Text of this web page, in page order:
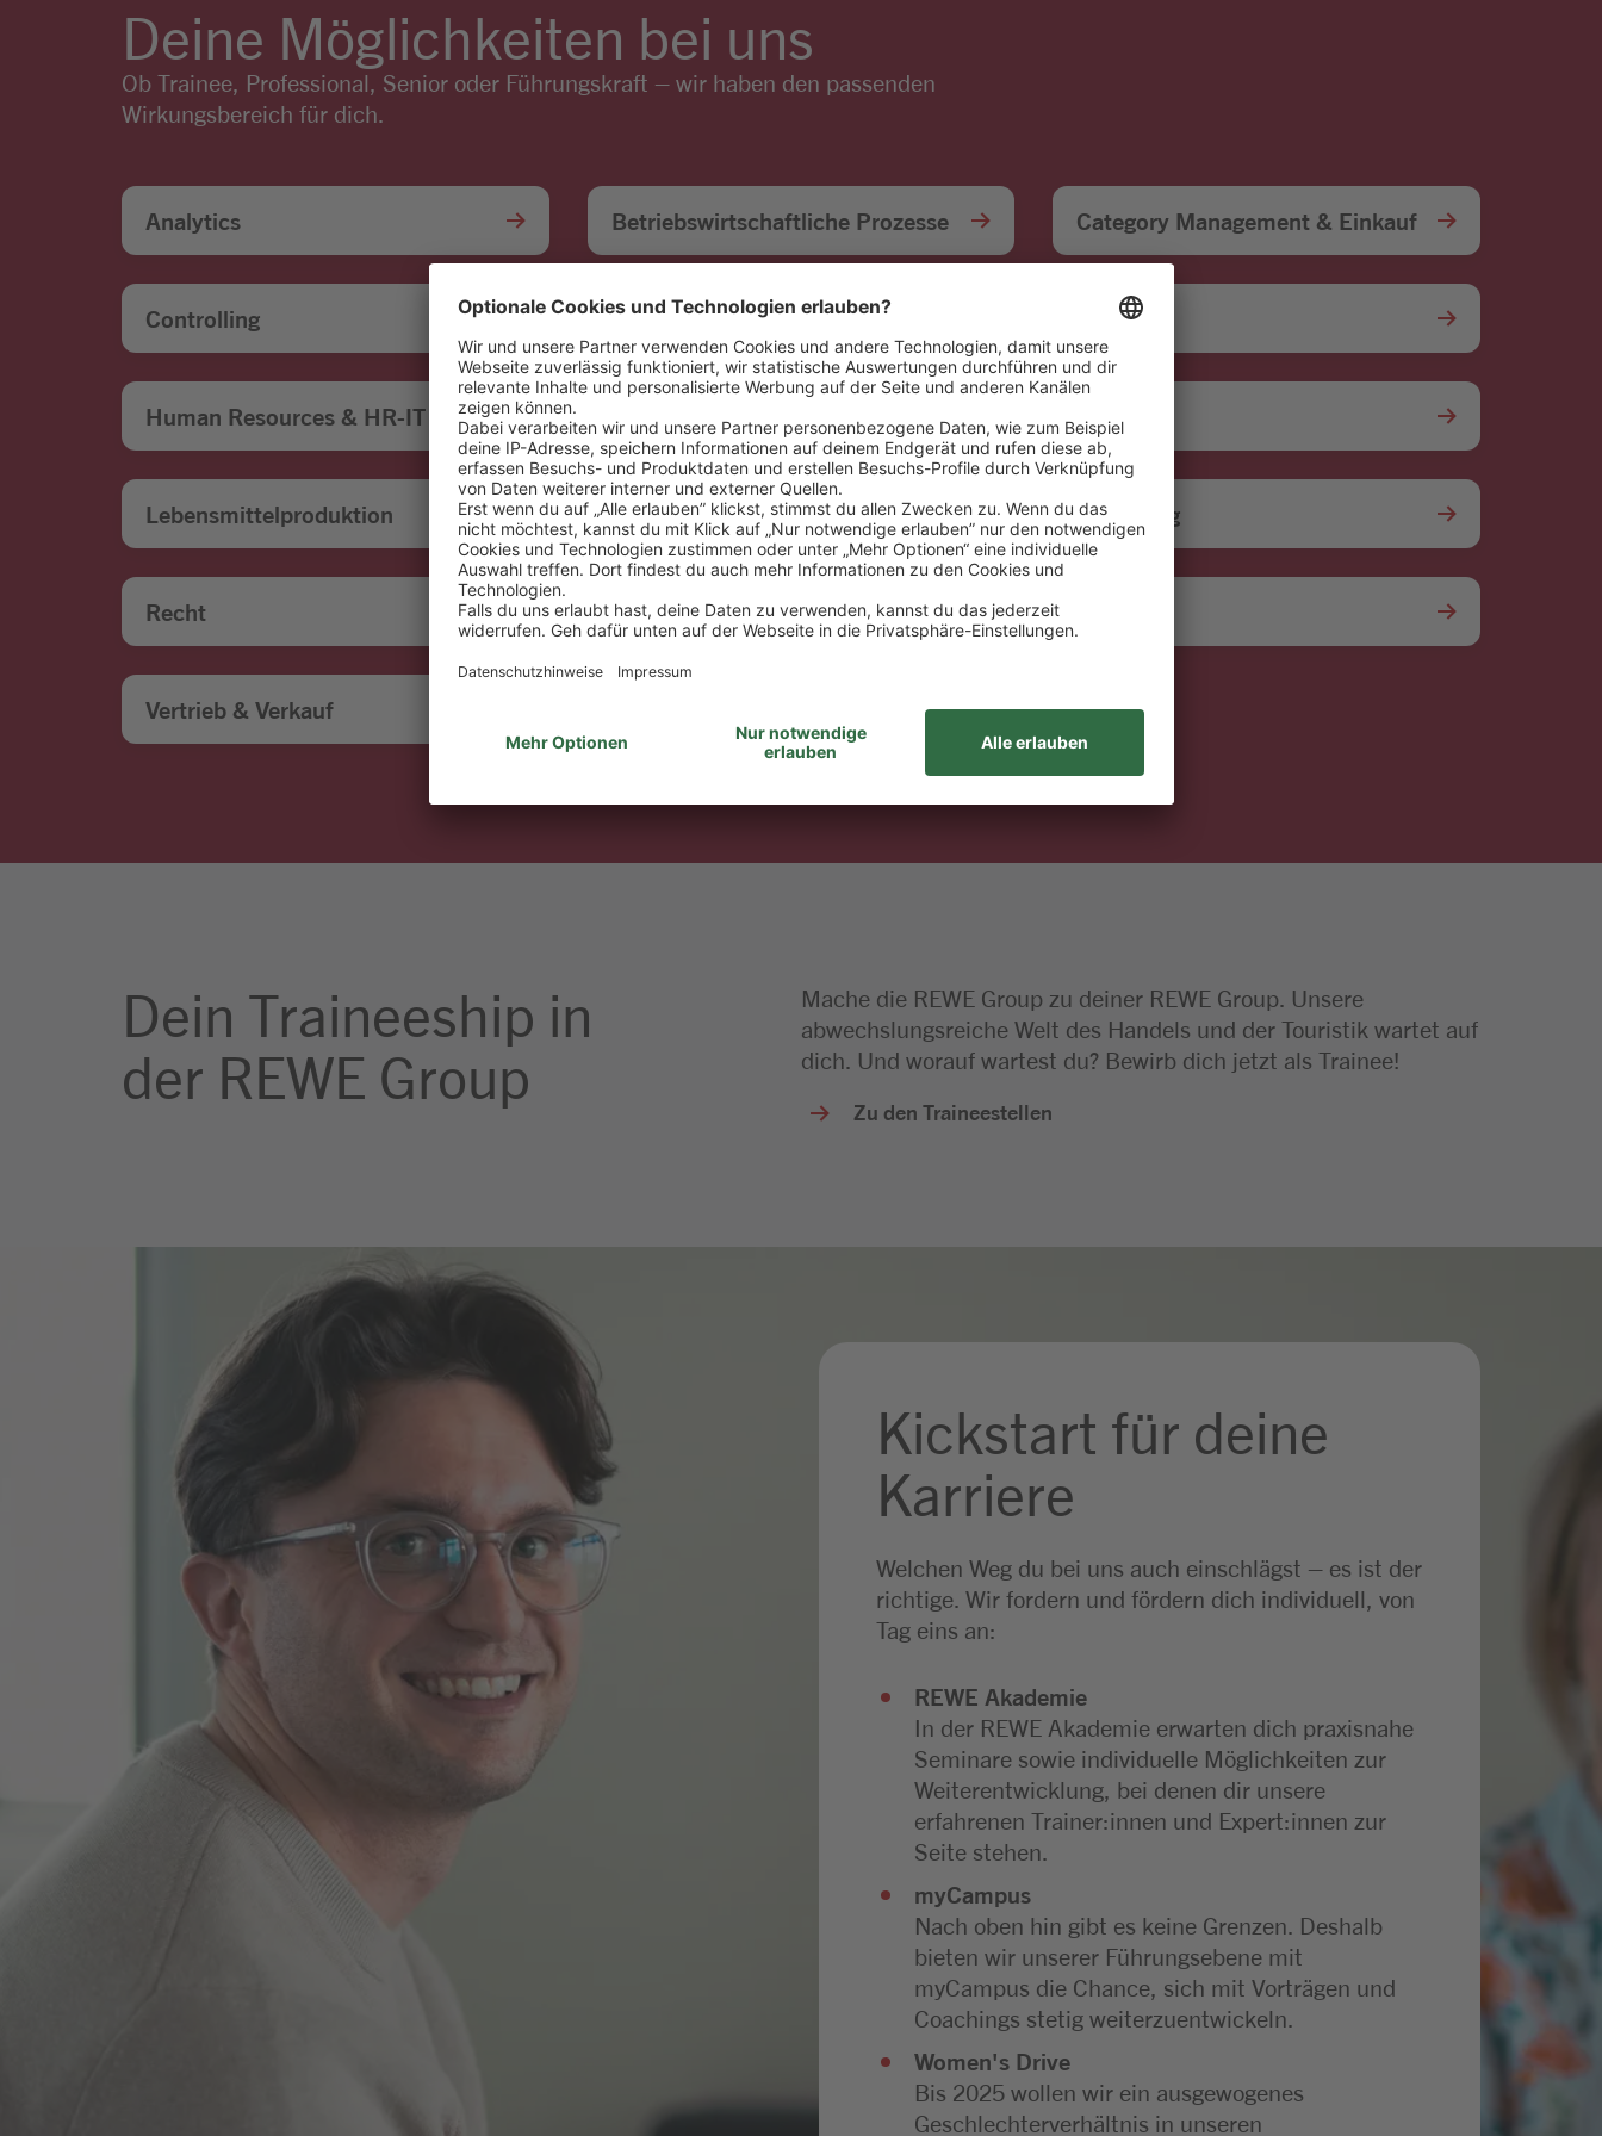
Deine Möglichkeiten bei uns
Ob Trainee, Professional, Senior oder Führungskraft – wir haben den passenden
Wirkungsbereich für dich.
Analytics Betriebswirtschaftliche Prozesse Category Management & Einkauf
Controlling Convenience Finanzen
Human Resources & HR-IT Inhouse Consulting IT
Lebensmittelproduktion Logistik Marketing
Recht Strategie
Vertrieb & Verkauf
Dein Traineeship in
der REWE Group
Mache die REWE Group zu deiner REWE Group. Unsere
abwechslungsreiche Welt des Handels und der Touristik wartet auf
dich. Und worauf wartest du? Bewirb dich jetzt als Trainee!
Zu den Traineestellen
Kickstart für deine
Karriere
Welchen Weg du bei uns auch einschlägst – es ist der
richtige. Wir fordern und fördern dich individuell, von
Tag eins an:
REWE Akademie
In der REWE Akademie erwarten dich praxisnahe
Seminare sowie individuelle Möglichkeiten zur
Weiterentwicklung, bei denen dir unsere
erfahrenen Trainer:innen und Expert:innen zur
Seite stehen.
myCampus
Nach oben hin gibt es keine Grenzen. Deshalb
bieten wir unserer Führungsebene mit
myCampus die Chance, sich mit Vorträgen und
Coachings stetig weiterzuentwickeln.
Women's Drive
Bis 2025 wollen wir ein ausgewogenes
Geschlechterverhältnis in unseren